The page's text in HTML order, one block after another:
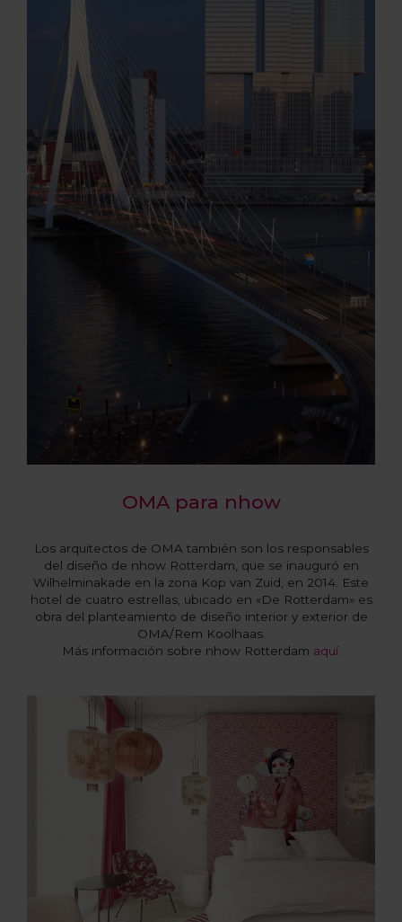
OMA para nhow
Los arquitectos de OMA también son los responsables
del diseño de nhow Rotterdam, que se inauguró en
Wilhelminakade en la zona Kop van Zuid, en 2014. Este
hotel de cuatro estrellas, ubicado en «De Rotterdam» es
obra del planteamiento de diseño interior y exterior de
OMA/Rem Koolhaas.
Más información sobre nhow Rotterdam aquí.